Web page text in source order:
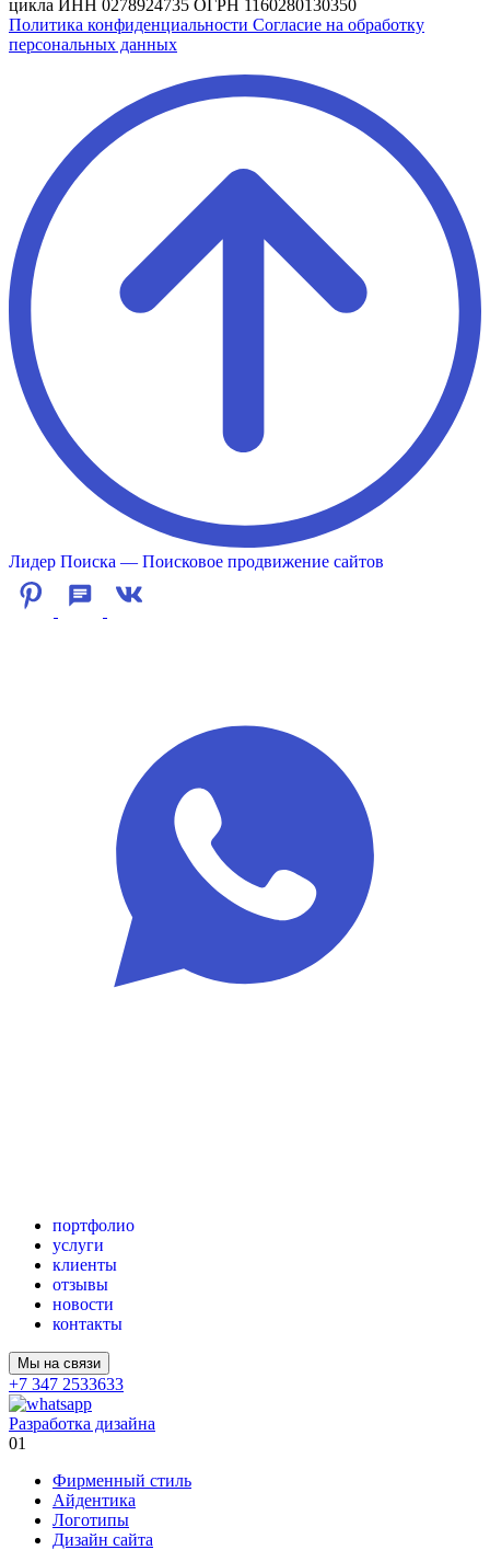
цикла ИНН 0278924735 ОГРН 1160280130350
Политика конфиденциальности Согласие на обработку
персональных данных
Лидер Поиска — Поисковое продвижение сайтов
портфолио
услуги
клиенты
отзывы
новости
контакты
Мы на связи
+7 347 2533633
Разработка дизайна
01
Фирменный стиль
Айдентика
Логотипы
Дизайн сайта